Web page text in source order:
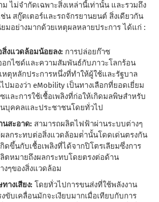
ไม่จํากัดเฉพาะสิ่งเหล่านี้เท่านั้น และรวมถึง
น สกู๊ตเตอร์และรถจักรยานยนต์ สิ่งเดียวกัน
มอย่างมากด้วยเหตุผลหลายประการ ได้แก่ :
งแวดล้อมน้อยลง: การปล่อยก๊าซ
กไซด์และความสัมพันธ์กับภาวะโลกร้อน
หตุหลักประการหนึ่งที่ทําให้ผู้ใช้และรัฐบาล
ปมองว่า eMobility เป็นทางเลือกที่ยอดเยี่ยม
และการใช้เชื้อเพลิงที่ก่อให้เกิดมลพิษสําหรับ
บุคคลและประชาชนโดยทั่วไป
นสะอาด: สามารถผลิตไฟฟ้าผ่านระบบต่างๆ
ลกระทบต่อสิ่งแวดล้อมต่ํานั้นโดดเด่นตรงกัน
ดขึ้นกับเชื้อเพลิงที่ได้จากปิโตรเลียมซึ่งการ
ตหมายถึงผลกระทบโดยตรงต่อด้าน
งๆของสิ่งแวดล้อม
างเสียง: โดยทั่วไปการขนส่งที่ใช้พลังงาน
ขับเคลื่อนมักจะเงียบมากเมื่อเทียบกับการ